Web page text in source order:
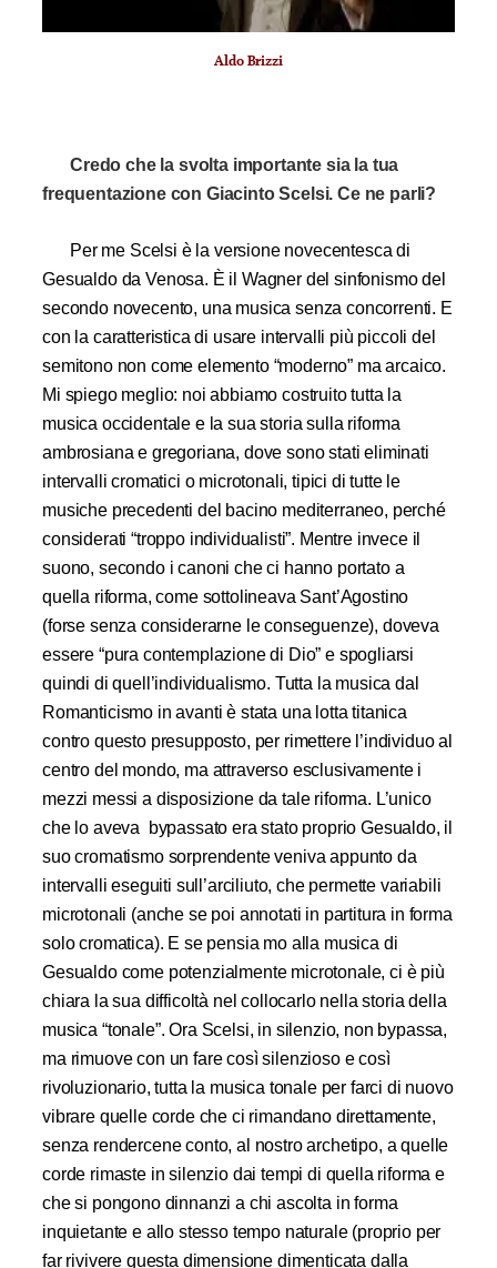
Aldo Brizzi
Credo che la svolta importante sia la tua
frequentazione con Giacinto Scelsi. Ce ne parli?
Per me Scelsi è la versione novecentesca di
Gesualdo da Venosa. È il Wagner del sinfonismo del
secondo novecento, una musica senza concorrenti. E
con la caratteristica di usare intervalli più piccoli del
semitono non come elemento “moderno” ma arcaico.
Mi spiego meglio: noi abbiamo costruito tutta la
musica occidentale e la sua storia sulla riforma
ambrosiana e gregoriana, dove sono stati eliminati
intervalli cromatici o microtonali, tipici di tutte le
musiche precedenti del bacino mediterraneo, perché
considerati “troppo individualisti”. Mentre invece il
suono, secondo i canoni che ci hanno portato a
quella riforma, come sottolineava Sant’Agostino
(forse senza considerarne le conseguenze), doveva
essere “pura contemplazione di Dio” e spogliarsi
quindi di quell’individualismo. Tutta la musica dal
Romanticismo in avanti è stata una lotta titanica
contro questo presupposto, per rimettere l’individuo al
centro del mondo, ma attraverso esclusivamente i
mezzi messi a disposizione da tale riforma. L’unico
che lo aveva bypassato era stato proprio Gesualdo, il
suo cromatismo sorprendente veniva appunto da
intervalli eseguiti sull’arciliuto, che permette variabili
microtonali (anche se poi annotati in partitura in forma
solo cromatica). E se pensia mo alla musica di
Gesualdo come potenzialmente microtonale, ci è più
chiara la sua difficoltà nel collocarlo nella storia della
musica “tonale”. Ora Scelsi, in silenzio, non bypassa,
ma rimuove con un fare così silenzioso e così
rivoluzionario, tutta la musica tonale per farci di nuovo
vibrare quelle corde che ci rimandano direttamente,
senza rendercene conto, al nostro archetipo, a quelle
corde rimaste in silenzio dai tempi di quella riforma e
che si pongono dinnanzi a chi ascolta in forma
inquietante e allo stesso tempo naturale (proprio per
far rivivere questa dimensione dimenticata dalla